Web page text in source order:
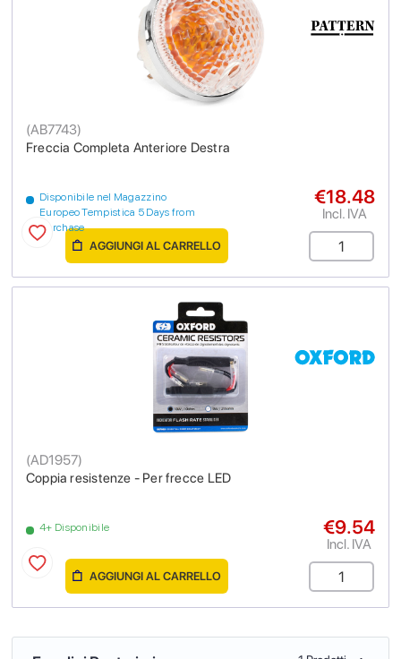
Freccia Completa Anteriore Destra
(AB7743)
Disponibile nel Magazzino
Europeo Tempistica 5 Days from
purchase
€18.48
Incl. IVA
AGGIUNGI AL CARRELLO
Coppia resistenze - Per frecce LED
(AD1957)
4+ Disponibile €9.54
Incl. IVA
AGGIUNGI AL CARRELLO